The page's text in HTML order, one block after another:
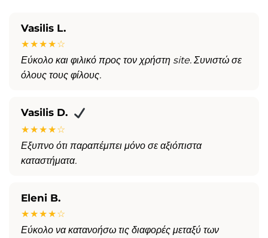
Vasilis L.
★★★★☆
Εύκολο και φιλικό προς τον χρήστη site. Συνιστώ σε
όλους τους φίλους.
Vasilis D.
★★★★☆
Εξυπνο ότι παραπέμπει μόνο σε αξιόπιστα
καταστήματα.
Eleni B.
★★★★☆
Εύκολο να κατανοήσω τις διαφορές μεταξύ των